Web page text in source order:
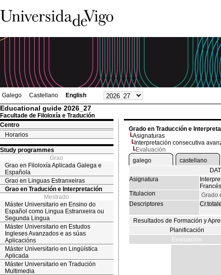
Galego Castellano English
Educational guide 2026_27
Facultade de Filoloxía e Tradución
Centro
Horarios
Study programmes
Grao
Grao en Filoloxía Aplicada Galega e
Española
Grao en Linguas Estranxeiras
Grao en Tradución e Interpretación
Mestrado
Máster Universitario en Ensino do
Español como Lingua Estranxeira ou
Segunda Lingua
Máster Universitario en Estudos
Ingleses Avanzados e as súas
Aplicacións
Máster Universitario en Lingüística
Aplicada
Máster Universitario en Tradución
Multimedia
Grado en Traducción e
Asignaturas
Interpretación consecutiva
Evaluación
galego
castellano
Asignatura
Titulacion
Grado
Descriptores
Resultados de Formación y
Planificación
Evaluación